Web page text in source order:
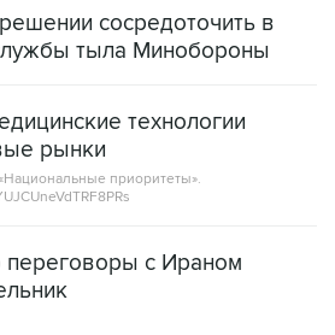
сосредоточить в
тыла Минобороны
технологии
рынки
приоритеты».
переговоры с Ираном